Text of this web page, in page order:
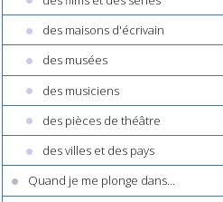
des maisons d'écrivain
des musées
des musiciens
des pièces de théâtre
des villes et des pays
Quand je me plonge dans...